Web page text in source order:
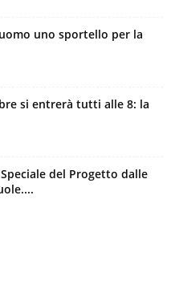
uno sportello per la
si entrerà tutti alle 8: la
del Progetto dalle